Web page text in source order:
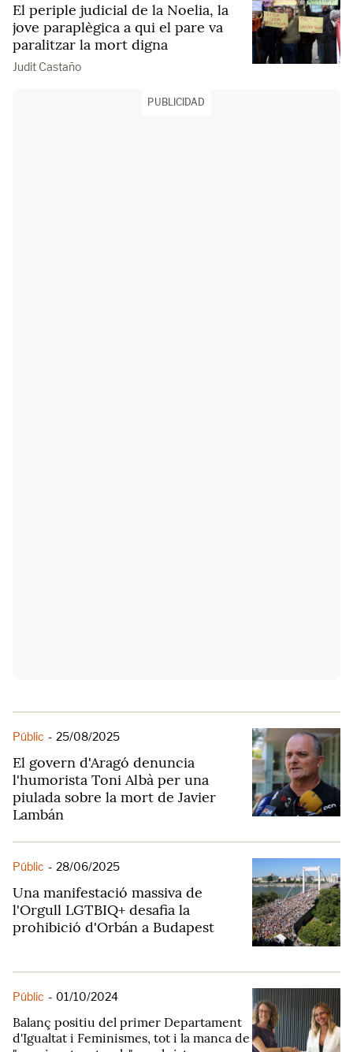
El periple judicial de la Noelia, la
jove paraplègica a qui el pare va
paralitzar la mort digna
Judit Castaño
PUBLICIDAD
Públic - 25/08/2025
El govern d'Aragó denuncia
l'humorista Toni Albà per una
piulada sobre la mort de Javier
Lambán
Públic - 28/06/2025
Una manifestació massiva de
l'Orgull LGTBIQ+ desafia la
prohibició d'Orbán a Budapest
Públic - 01/10/2024
Balanç positiu del primer Departament
d'Igualtat i Feminismes, tot i la manca de